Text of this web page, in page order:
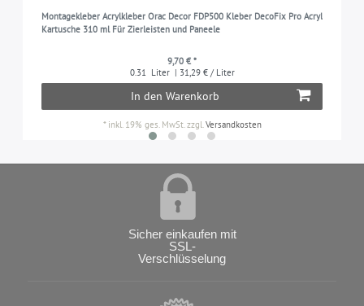
Montagekleber Acrylkleber Orac Decor FDP500 Kleber DecoFix Pro Acryl
Kartusche 310 ml Für Zierleisten und Paneele
9,70 € *
0.31 Liter | 31,29 € / Liter
In den Warenkorb
* inkl. 19% ges. MwSt.zzgl.Versandkosten
Sicher einkaufen mit
SSL-
Verschlüsselung